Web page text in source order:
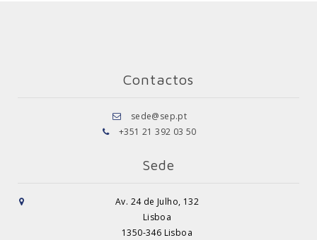
Contactos
sede@sep.pt
+351 21 392 03 50
Sede
Av. 24 de Julho, 132
Lisboa
1350-346 Lisboa